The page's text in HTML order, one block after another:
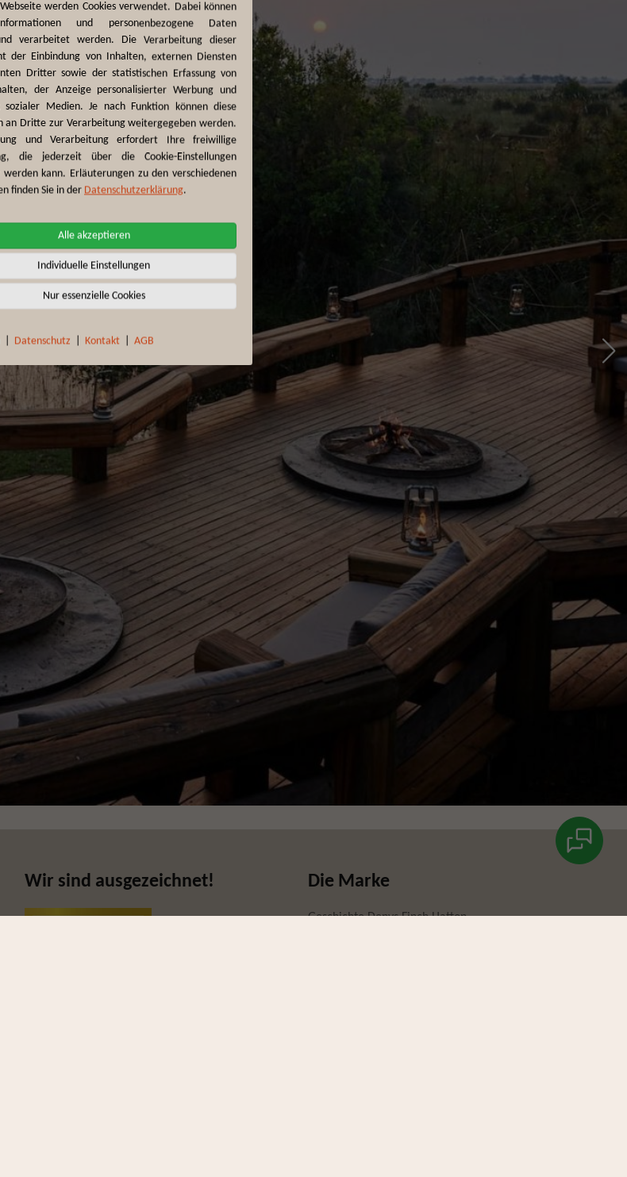
werden Cookies verwendet. Dabei können
und personenbezogene Daten
verarbeitet werden. Die Verarbeitung dieser
der Einbindung von Inhalten, externen Diensten
Dritter sowie der statistischen Erfassung von
der Anzeige personalisierter Werbung und
sozialer Medien. Je nach Funktion können diese
an Dritte zur Verarbeitung weitergegeben werden.
und Verarbeitung erfordert Ihre freiwillige
die jederzeit über die Cookie-Einstellungen
kann. Erläuterungen zu den verschiedenen
finden Sie in der Datenschutzerklärung.
Alle akzeptieren
Individuelle Einstellungen
Nur essenzielle Cookies
Datenschutz Kontakt AGB
Wir sind ausgezeichnet! Die Marke
Geschichte Denys Finch Hatton